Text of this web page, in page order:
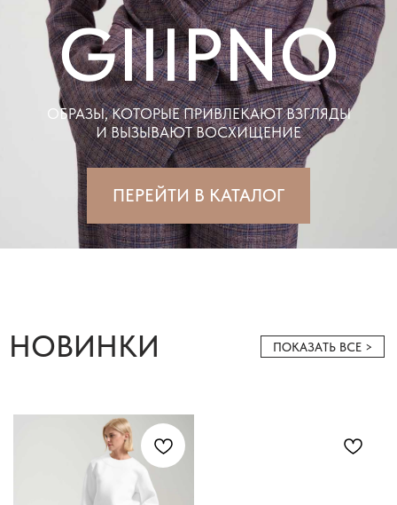
ПЕРЕЙТИ В КАТАЛОГ
НОВИНКИ ПОКАЗАТЬ ВСЕ >